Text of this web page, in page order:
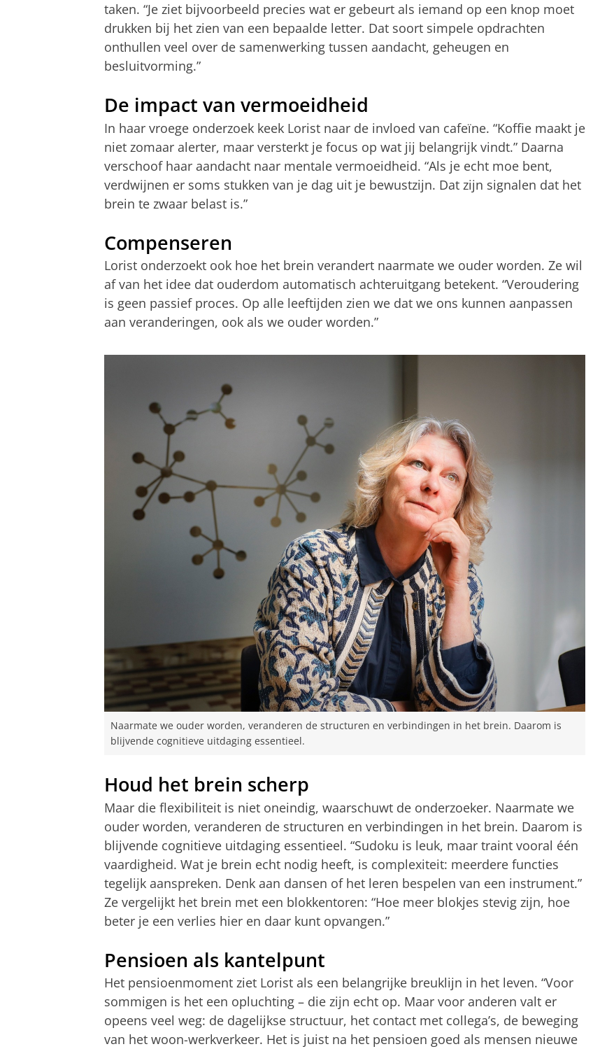
taken. “Je ziet bijvoorbeeld precies wat er gebeurt als iemand op een knop moet
drukken bij het zien van een bepaalde letter. Dat soort simpele opdrachten
onthullen veel over de samenwerking tussen aandacht, geheugen en
besluitvorming.”
De impact van vermoeidheid
In haar vroege onderzoek keek Lorist naar de invloed van cafeïne. “Koffie maakt je
niet zomaar alerter, maar versterkt je focus op wat jij belangrijk vindt.” Daarna
verschoof haar aandacht naar mentale vermoeidheid. “Als je echt moe bent,
verdwijnen er soms stukken van je dag uit je bewustzijn. Dat zijn signalen dat het
brein te zwaar belast is.”
Compenseren
Lorist onderzoekt ook hoe het brein verandert naarmate we ouder worden. Ze wil
af van het idee dat ouderdom automatisch achteruitgang betekent. “Veroudering
is geen passief proces. Op alle leeftijden zien we dat we ons kunnen aanpassen
aan veranderingen, ook als we ouder worden.”
Naarmate we ouder worden, veranderen de structuren en verbindingen in het brein. Daarom is
blijvende cognitieve uitdaging essentieel.
Houd het brein scherp
Maar die flexibiliteit is niet oneindig, waarschuwt de onderzoeker. Naarmate we
ouder worden, veranderen de structuren en verbindingen in het brein. Daarom is
blijvende cognitieve uitdaging essentieel. “Sudoku is leuk, maar traint vooral één
vaardigheid. Wat je brein echt nodig heeft, is complexiteit: meerdere functies
tegelijk aanspreken. Denk aan dansen of het leren bespelen van een instrument.”
Ze vergelijkt het brein met een blokkentoren: “Hoe meer blokjes stevig zijn, hoe
beter je een verlies hier en daar kunt opvangen.”
Pensioen als kantelpunt
Het pensioenmoment ziet Lorist als een belangrijke breuklijn in het leven. “Voor
sommigen is het een opluchting – die zijn echt op. Maar voor anderen valt er
opeens veel weg: de dagelijkse structuur, het contact met collega’s, de beweging
van het woon-werkverkeer. Het is juist na het pensioen goed als mensen nieuwe